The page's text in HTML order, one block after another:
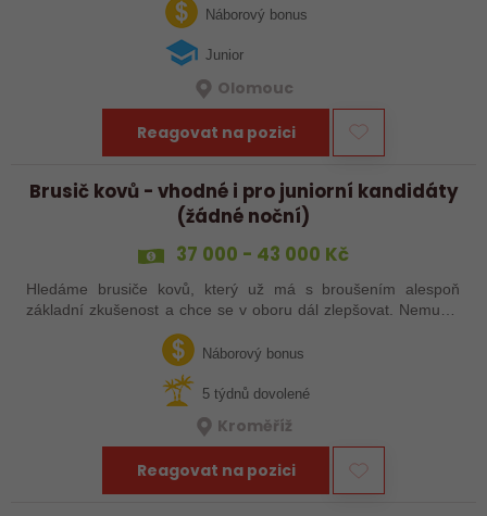
dozvědět více, neváhej…
Náborový bonus
Junior
Olomouc
Reagovat na pozici
Brusič kovů - vhodné i pro juniorní kandidáty
(žádné noční)
37 000 - 43 000 Kč
Hledáme brusiče kovů, který už má s broušením alespoň
základní zkušenost a chce se v oboru dál zlepšovat. Nemusíš
být samostatný specialista s dlouholetou praxí. Důležité je,
abys už někdy pracoval…Náborový bonus
5 týdnů dovolené
Kroměříž
Reagovat na pozici